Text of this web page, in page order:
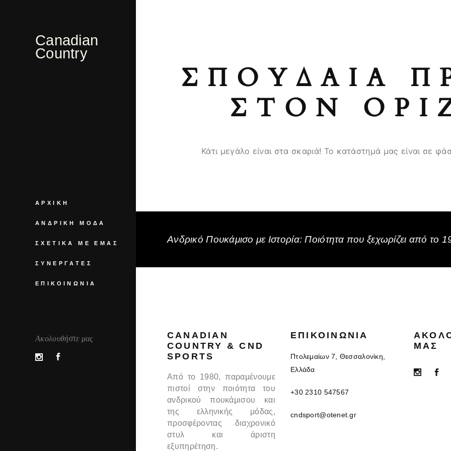
Canadian
Country
ΑΡΧΙΚΉ
ΑΝΔΡΙΚΉ ΜΌΔΑ
ΣΧΕΤΙΚΆ ΜΕ ΕΜΆΣ
ΣΥΝΕΡΓΆΤΕΣ
ΕΠΙΚΟΙΝΩΝΊΑ
Ακολουθήστε μας
ΣΠΟΥΔΑΊΑ
ΣΤΟΝ
Κάτι μεγάλο είναι στα σκαριά! Το κατάστημά μας είναι σε
Ανδρικό Πουκάμισο με Ιστορία: Ποιότητα που ξεχωρίζει από το
CANADIAN
COUNTRY & CND
SPORTS
Από το 1980, παραμένουμε
πιστοί στην ποιότητα του
ανδρικού πουκάμισου και
της ελληνικής μόδας,
προσφέροντας διαχρονικό
στυλ και άριστη
εξυπηρέτηση.
ΕΠΙΚΟΙΝΩΝΊΑ
Πτολεμαίων 7, Θεσσαλονίκη,
Ελλάδα
+30 2310 547567
cndsport@otenet.gr
ΜΑΣ